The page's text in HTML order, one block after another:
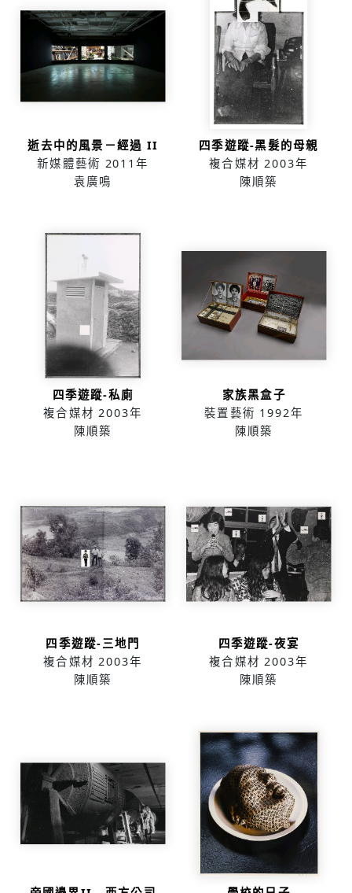
逝去中的風景－經過 II
新媒體藝術 2011年
袁廣鳴
四季遊蹤-黑髮的母親
複合媒材 2003年
陳順築
四季遊蹤-私廁
複合媒材 2003年
陳順築
家族黑盒子
裝置藝術 1992年
陳順築
四季遊蹤-三地門
複合媒材 2003年
陳順築
四季遊蹤-夜宴
複合媒材 2003年
陳順築